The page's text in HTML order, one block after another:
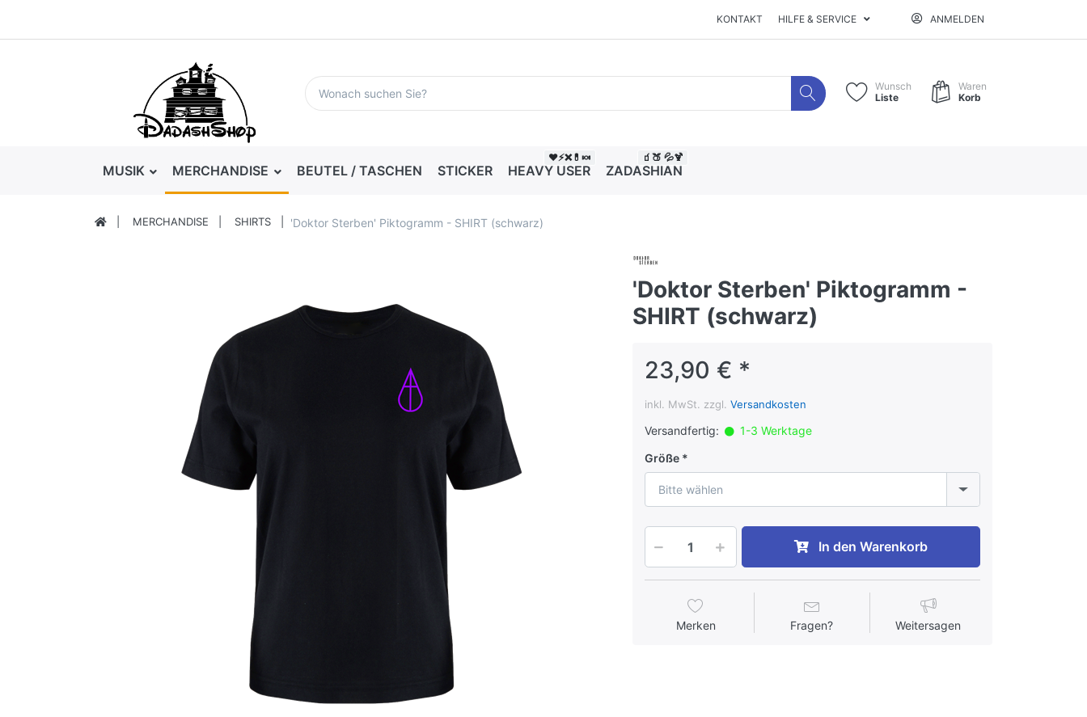
KONTAKT HILFE & SERVICE ANMELDEN
Wunsch
Liste
Waren
Korb
MUSIK MERCHANDISE BEUTEL / TASCHEN STICKER HEAVY USER
❤️⚡❌💊🍬
ZADASHIAN
🧃🍑 💦🍹
MERCHANDISE SHIRTS 'Doktor Sterben' Piktogramm - SHIRT (schwarz)
'Doktor Sterben' Piktogramm -
SHIRT (schwarz)
23,90 € *
inkl. MwSt. zzgl. Versandkosten
Versandfertig:
1-3 Werktage
Größe
Bitte wählen
In den Warenkorb
Merken Fragen? Weitersagen